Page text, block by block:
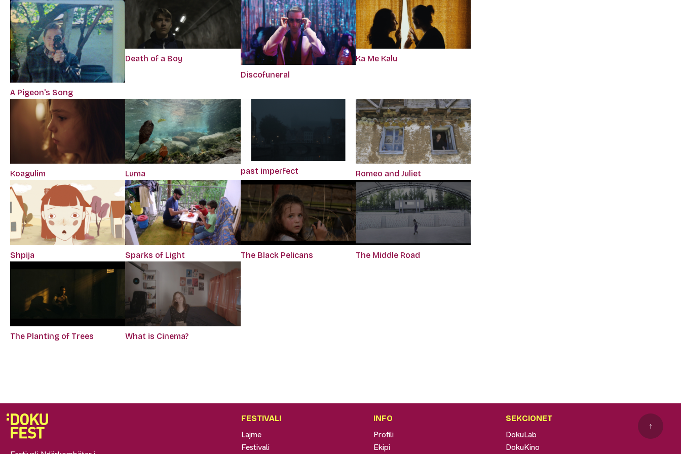
A Pigeon's Song
Death of a Boy
Discofuneral
Ka Me Kalu
Koagulim Luma past imperfect Romeo and Juliet
Shpija Sparks of Light The Black Pelicans The Middle Road
The Planting of Trees What is Cinema?
FESTIVALI
Lajme
Festivali
INFO
Profili
Ekipi
SEKCIONET
DokuLab
DokuKino
↑